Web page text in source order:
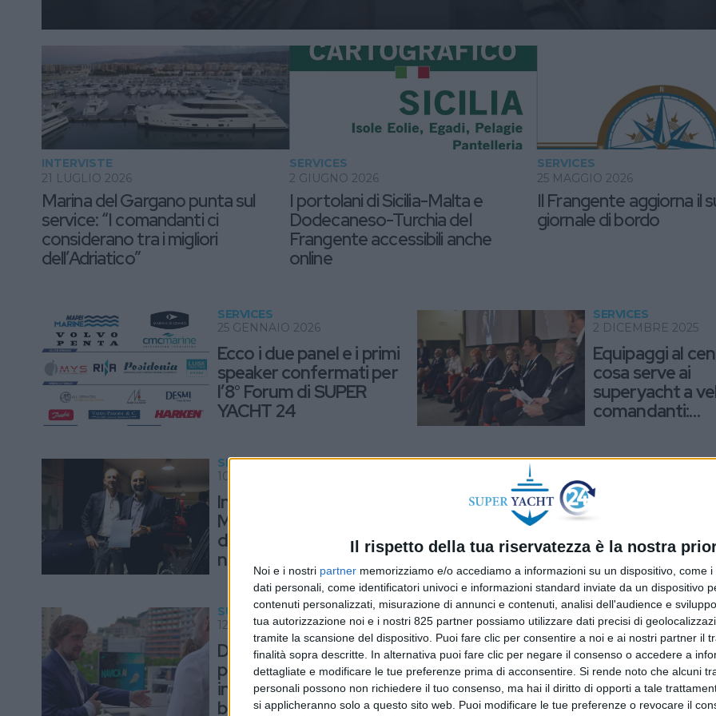
Il rispetto della tua riservatezza è la nostra
Noi e i nostri partner memorizziamo e/o accediamo a informazioni su un dispositivo, come
dati personali, come identificatori univoci e informazioni standard inviate da un dispositivo
contenuti personalizzati, misurazione di annunci e contenuti, analisi dell'audience e
tua autorizzazione noi e i nostri 825 partner possiamo utilizzare dati precisi di
tramite la scansione del dispositivo. Puoi fare clic per consentire a noi e ai nostri partner il
finalità sopra descritte. In alternativa puoi fare clic per negare il consenso o accedere a
dettagliate e modificare le tue preferenze prima di acconsentire. Si rende noto che alcuni
personali possono non richiedere il tuo consenso, ma hai il diritto di opporti a tale
si applicheranno solo a questo sito web. Puoi modificare le tue preferenze o revocare il
Marina del Gargano punta sul
service: “I comandanti ci
considerano tra i migliori
dell’Adriatico”
INTERVISTE
21 LUGLIO 2026
I portolani di Sicilia-Malta e
Dodecaneso-Turchia del
Frangente accessibili anche
online
SERVICES
2 GIUGNO 2026
Il Frangente aggiorna il
giornale di bordo
SERVICES
25 MAGGIO 2026
Ecco i due panel e i primi
speaker confermati per
l’8° Forum di SUPER
YACHT 24
SERVICES
25 GENNAIO 2026
Equipaggi al
cosa serve ai
superyacht a
comandanti:
SERVICES
2 DICEMBRE 2025
In un lussuoso garage di
Milano celebrato il
debutto del primo
numero di AssoYacht
SERVICES
10 NOVEMBRE 2025
Multari (San
comandante
unico
SERVICES
Da Navica AI una nuova
piattaforma di
intelligenza marittima a
bordo dei superyacht
SUPPLIERS
12 OTTOBRE 2025
I comandanti di
difesa: “Non si
categoria per
esperienze
YACHT
23 SETTEMBRE 2025